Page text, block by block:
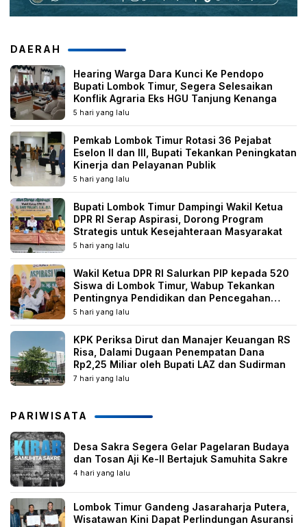
DAERAH
Hearing Warga Dara Kunci Ke Pendopo
Bupati Lombok Timur, Segera Selesaikan
Konflik Agraria Eks HGU Tanjung Kenanga
5 hari yang lalu
Pemkab Lombok Timur Rotasi 36 Pejabat
Eselon II dan III, Bupati Tekankan Peningkatan
Kinerja dan Pelayanan Publik
5 hari yang lalu
Bupati Lombok Timur Dampingi Wakil Ketua
DPR RI Serap Aspirasi, Dorong Program
Strategis untuk Kesejahteraan Masyarakat
5 hari yang lalu
Wakil Ketua DPR RI Salurkan PIP kepada 520
Siswa di Lombok Timur, Wabup Tekankan
Pentingnya Pendidikan dan Pencegahan
Perkawinan Anak
5 hari yang lalu
KPK Periksa Dirut dan Manajer Keuangan RS
Risa, Dalami Dugaan Penempatan Dana
Rp2,25 Miliar oleh Bupati LAZ dan Sudirman
7 hari yang lalu
PARIWISATA
Desa Sakra Segera Gelar Pagelaran Budaya
dan Tosan Aji Ke-II Bertajuk Samuhita Sakre
4 hari yang lalu
Lombok Timur Gandeng Jasaraharja Putera,
Wisatawan Kini Dapat Perlindungan Asuransi